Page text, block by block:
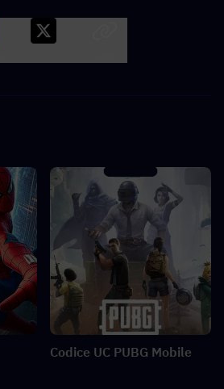
Codice UC PUBG Mobile